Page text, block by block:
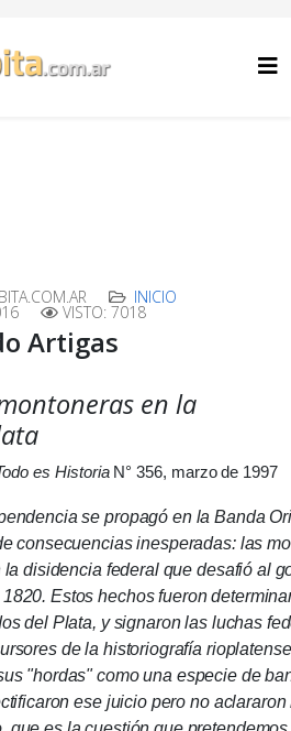
INICIO
VISTO: 7018
Artigas
en la
es HistoriaN° 356, marzo de 1997
se propagó en la Banda
consecuencias inesperadas: las
disidencia federal que desafió al
Estos hechos fueron
del Plata, y signaron las luchas
de la historiografía
"hordas" como una especie de
ese juicio pero no